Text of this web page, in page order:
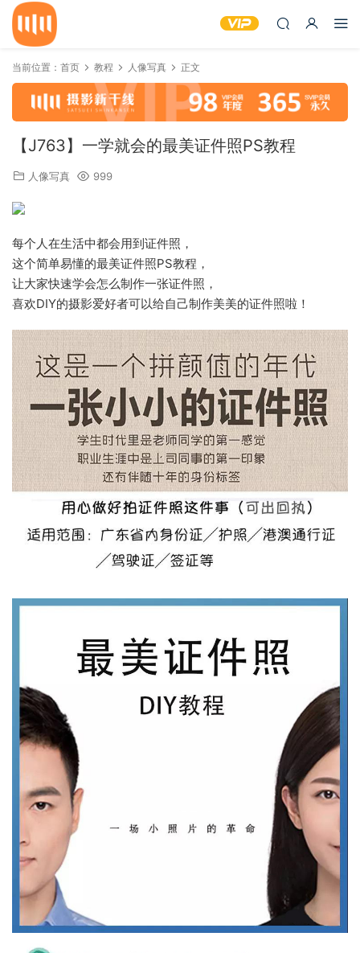
当前位置： 首页 教程 人像写真 正文
【J763】一学就会的最美证件照PS教程
人像写真 999
每个人在生活中都会用到证件照，
这个简单易懂的最美证件照PS教程，
让大家快速学会怎么制作一张证件照，
喜欢DIY的摄影爱好者可以给自己制作美美的证件照啦！